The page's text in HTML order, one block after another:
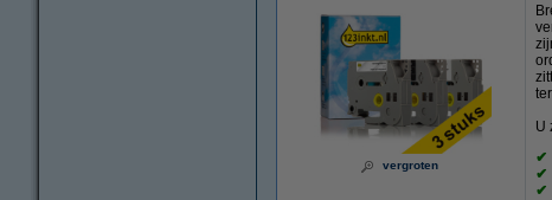
vergroten
U
✔
✔
✔